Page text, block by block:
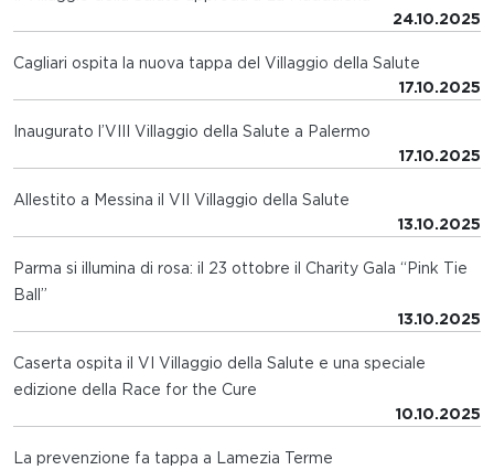
24.10.2025
Cagliari ospita la nuova tappa del Villaggio della Salute
17.10.2025
Inaugurato l’VIII Villaggio della Salute a Palermo
17.10.2025
Allestito a Messina il VII Villaggio della Salute
13.10.2025
Parma si illumina di rosa: il 23 ottobre il Charity Gala “Pink Tie
Ball”
13.10.2025
Caserta ospita il VI Villaggio della Salute e una speciale
edizione della Race for the Cure
10.10.2025
La prevenzione fa tappa a Lamezia Terme